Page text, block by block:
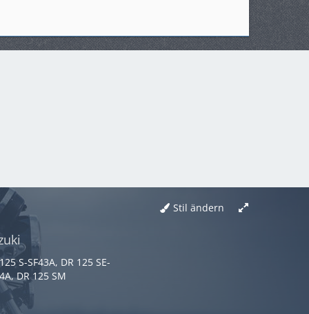
Stil ändern
S-SF43A, DR 125 SE-
DR 125 SM